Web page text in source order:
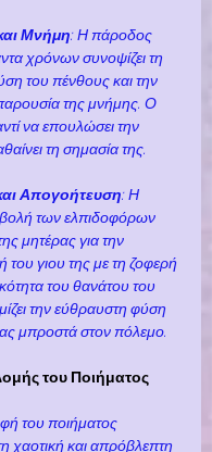
Μνήμη: Η πάροδος
χρόνων συνοψίζει τη
του πένθους και την
της μνήμης. Ο
να επουλώσει την
τη σημασία της.
Απογοήτευση: Η
των ελπιδοφόρων
μητέρας για την
του γιου της με τη ζοφερή
του θανάτου του
την εύθραυστη φύση
μπροστά στον πόλεμο.
του Ποιήματος
του ποιήματος
χαοτική και απρόβλεπτη